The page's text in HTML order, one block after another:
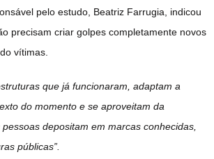
pelo estudo, Beatriz Farrugia, indicou
precisam criar golpes completamente novos
vítimas.
que já funcionaram, adaptam a
do momento e se aproveitam da
depositam em marcas conhecidas,
públicas”.